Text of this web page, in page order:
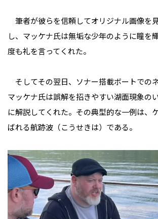
筆者が彼らを信頼してオリジナル画像を
し、マッケナ氏は無垢な少年のように瞳を
度も礼を言ってくれた。
そしてその翌日、ソナー搭載ボートでのネ
マッケナ氏は誤解を招きやすい湖面現象の
に解説してくれた。その典型的な一例は、
ばれる航跡波（こうせきは）である。